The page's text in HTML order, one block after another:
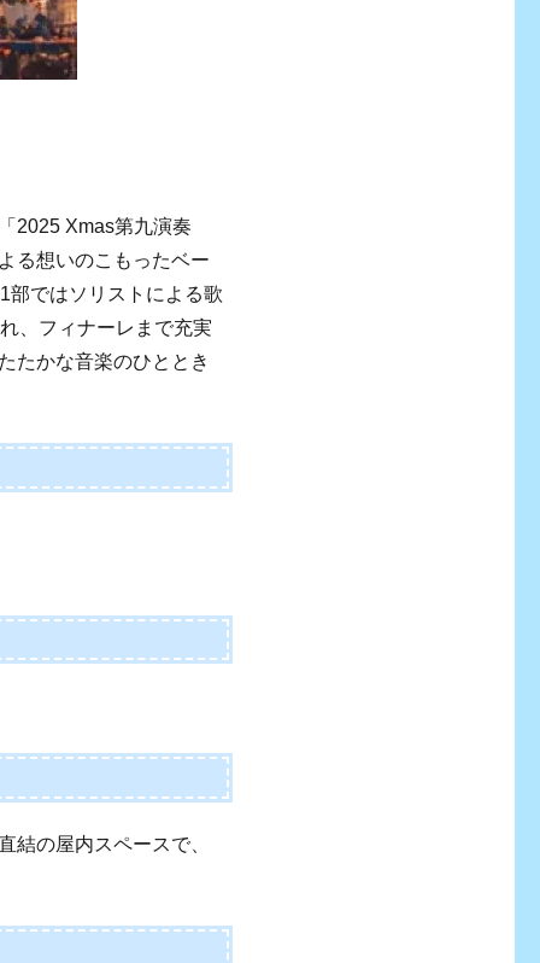
2025 Xmas第九演奏
る想いのこもったベー
部ではソリストによる歌
、フィナーレまで充実
たかな音楽のひととき
結の屋内スペースで、